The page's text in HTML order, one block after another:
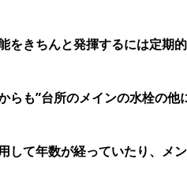
きちんと発揮するには定期的
も”台所のメインの水栓の
して年数が経っていたり、メ